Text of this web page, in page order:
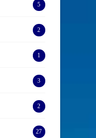
5
2
1
3
2
27